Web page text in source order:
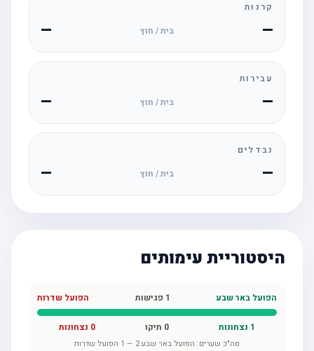
קרנות
— בית / חוץ —
עבירות
— בית / חוץ —
נבדלים
— בית / חוץ —
היסטוריית עימותים
הפועל באר שבע פגישות הפועל שדרות
נצחונות תיקו נצחונות
סה"כ שערים:הפועל באר שבע2
—
1הפועל שדרות